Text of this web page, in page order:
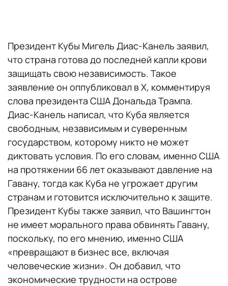
Президент Кубы Мигель Диас-Канель заявил,
что страна готова до последней капли крови
защищать свою независимость. Такое
заявление он оппубликовал в X, комментируя
слова президента США Дональда Трампа.
Диас-Канель написал, что Куба является
свободным, независимым и суверенным
государством, которому никто не может
диктовать условия. По его словам, именно США
на протяжении 66 лет оказывают давление на
Гавану, тогда как Куба не угрожает другим
странам и готовится исключительно к защите.
Президент Кубы также заявил, что Вашингтон
не имеет морального права обвинять Гавану,
поскольку, по его мнению, именно США
«превращают в бизнес все, включая
человеческие жизни». Он добавил, что
экономические трудности на острове